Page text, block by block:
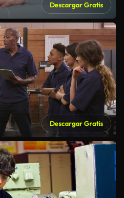
Descargar Gratis
Descargar Gratis